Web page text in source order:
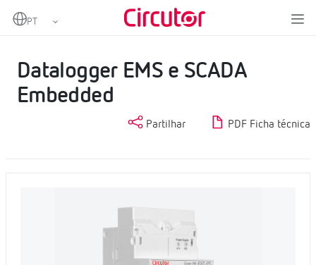
Home
IoT Industrial e Automação
Datalogger EMS e SCADA
Embedded
Partilhar PDF Ficha técnica